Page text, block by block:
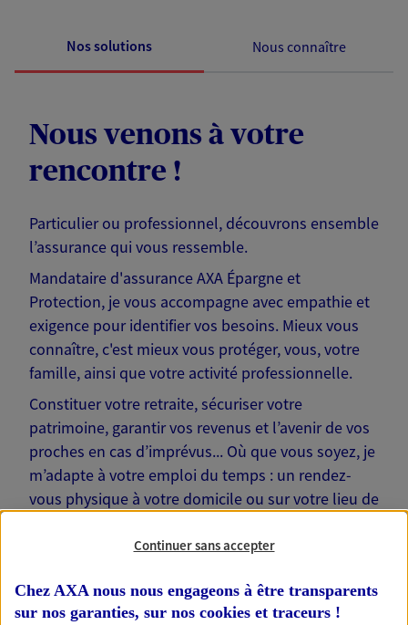
Nos solutions Nous connaître
Nous venons à votre
rencontre !
Particulier ou professionnel, découvrons ensemble
l’assurance qui vous ressemble.
Mandataire d'assurance AXA Épargne et
Protection, je vous accompagne avec empathie et
exigence pour identifier vos besoins. Mieux vous
connaître, c'est mieux vous protéger, vous, votre
famille, ainsi que votre activité professionnelle.
Constituer votre retraite, sécuriser votre
patrimoine, garantir vos revenus et l’avenir de vos
proches en cas d’imprévus... Où que vous soyez, je
m’adapte à votre emploi du temps : un rendez-
vous physique à votre domicile ou sur votre lieu de
Continuer sans accepter
Chez AXA nous nous engageons à être transparents
sur nos garanties, sur nos cookies et traceurs !